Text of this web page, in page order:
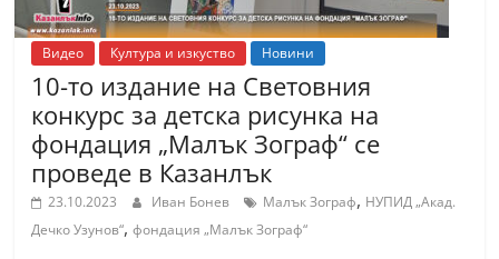
Видео Култура и изкуство Новини
10-то издание на Световния
конкурс за детска рисунка на
фондация „Малък Зограф“ се
проведе в Казанлък
23.10.2023 Иван Бонев Малък Зограф, НУПИД „Акад.
Дечко Узунов“,фондация „Малък Зограф“